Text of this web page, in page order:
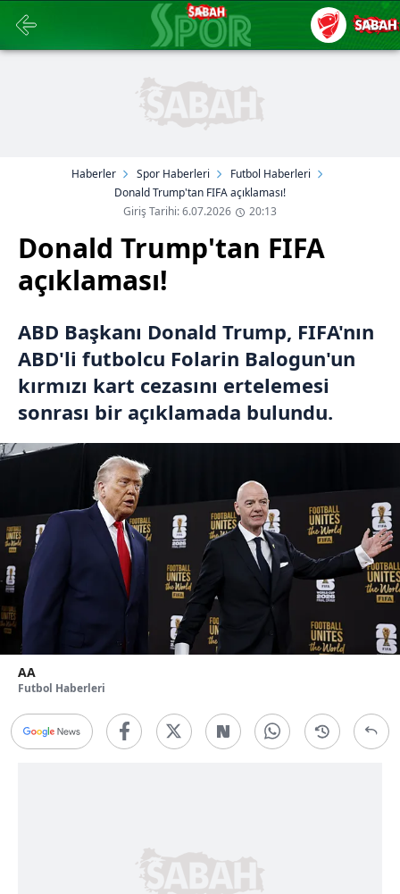
Haberler Spor Haberleri
Futbol Haberleri
Donald Trump'tan FIFA açıklaması!
Giriş Tarihi: 6.07.2026
20:13
Donald Trump'tan FIFA
açıklaması!
ABD Başkanı Donald Trump, FIFA'nın
ABD'li futbolcu Folarin Balogun'un
kırmızı kart cezasını ertelemesi
sonrası bir açıklamada bulundu.
AA
Futbol Haberleri